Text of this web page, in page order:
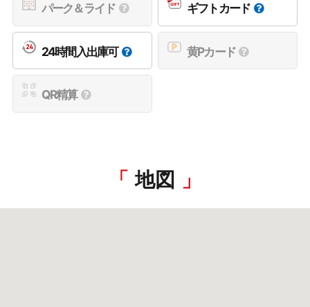
パーク＆ライド ギフトカード
24時間入出庫可 黄Pカード
QR精算
地図